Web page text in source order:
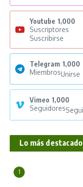
Youtube 1,000
Suscriptores
Suscribirse
Telegram 1,000
MiembrosUnirse
Vimeo 1,000
Seguidores
Lo más destacado
1